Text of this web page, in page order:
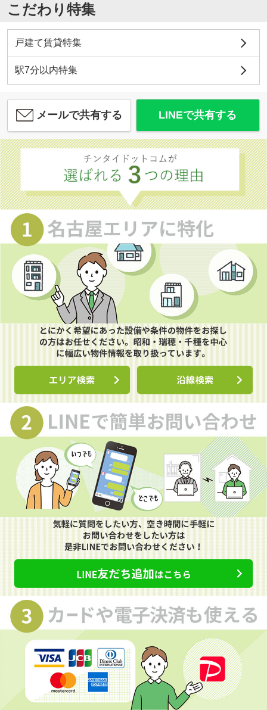
こだわり特集
戸建て賃貸特集
駅7分以内特集
メールで共有する LINEで共有する